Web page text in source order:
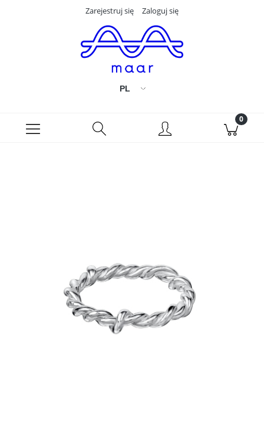
Zarejestruj się Zaloguj się